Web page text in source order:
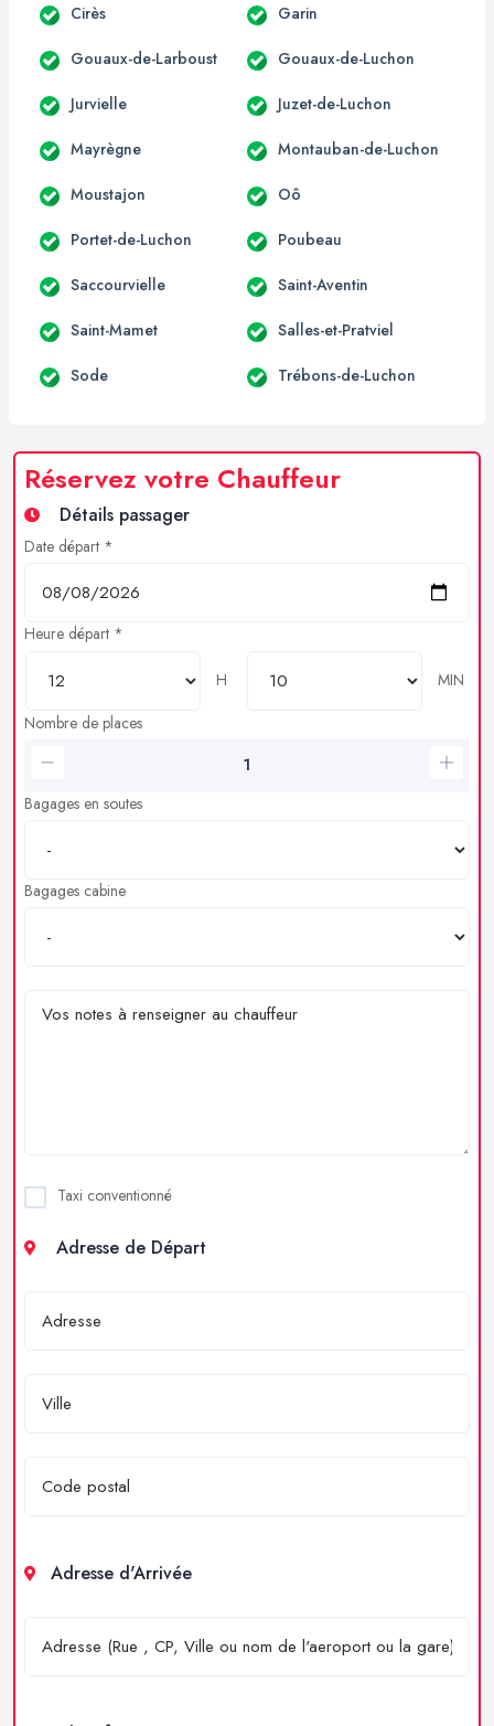
Cirès Garin
Gouaux-de-Larboust Gouaux-de-Luchon
Jurvielle Juzet-de-Luchon
Mayrègne Montauban-de-Luchon
Moustajon Oô
Portet-de-Luchon Poubeau
Saccourvielle Saint-Aventin
Saint-Mamet Salles-et-Pratviel
Sode Trébons-de-Luchon
Réservez votre Chauffeur
Détails passager
Date départ *
Heure départ *
H
MIN
Nombre de places
Bagages en soutes
Bagages cabine
Taxi conventionné
Adresse de Départ
Adresse d'Arrivée